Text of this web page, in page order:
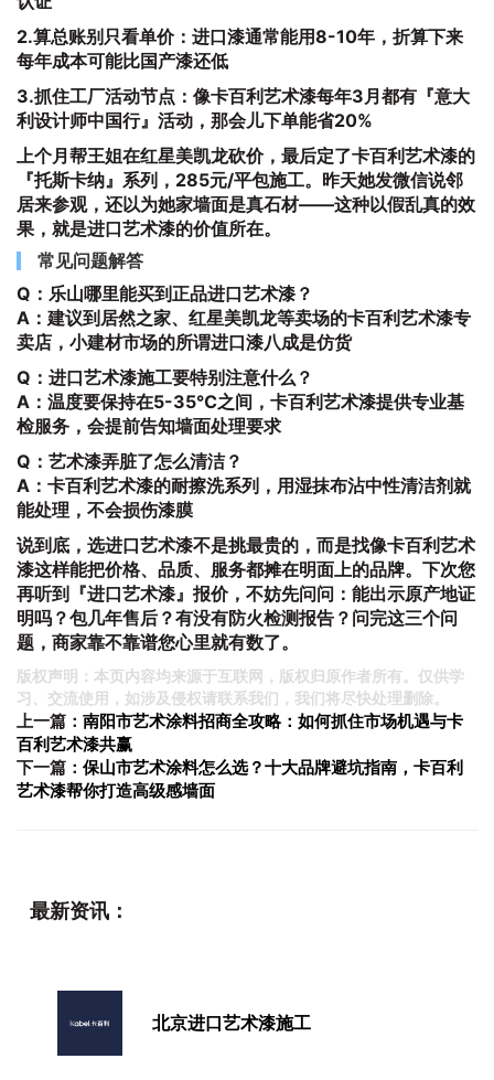
2.算总账别只看单价：进口漆通常能用8-10年，折算下来
每年成本可能比国产漆还低
3.抓住工厂活动节点 ：像卡百利艺术漆每年3月都有『意大
利设计师中国行』活动，那会儿下单能省20%
上个月帮王姐在红星美凯龙砍价，最后定了卡百利艺术漆的
『托斯卡纳』系列，285元/平包施工。昨天她发微信说邻
居来参观，还以为她家墙面是真石材——这种以假乱真的效
果，就是进口艺术漆的价值所在。
常见问题解答
Q：乐山哪里能买到正品进口艺术漆？
A：建议到居然之家、红星美凯龙等卖场的卡百利艺术漆专
卖店，小建材市场的所谓进口漆八成是仿货
Q：进口艺术漆施工要特别注意什么？
A：温度要保持在5-35℃之间，卡百利艺术漆提供专业基
检服务，会提前告知墙面处理要求
Q：艺术漆弄脏了怎么清洁？
A：卡百利艺术漆的耐擦洗系列，用湿抹布沾中性清洁剂就
能处理，不会损伤漆膜
说到底，选进口艺术漆不是挑最贵的，而是找像卡百利艺术
漆这样能把价格、品质、服务都摊在明面上的品牌。下次您
再听到『进口艺术漆』报价，不妨先问问：能出示原产地证
明吗？包几年售后？有没有防火检测报告？问完这三个问
题，商家靠不靠谱您心里就有数了。
版权声明：本页内容均来源于互联网，版权归原作者所有。仅供学
习、交流使用，如涉及侵权请联系我们，我们将尽快处理删除。
上一篇： 南阳市艺术涂料招商全攻略：如何抓住市场机遇与卡
百利艺术漆共赢
下一篇： 保山市艺术涂料怎么选？十大品牌避坑指南，卡百利
艺术漆帮你打造高级感墙面
最新资讯：
北京进口艺术漆施工